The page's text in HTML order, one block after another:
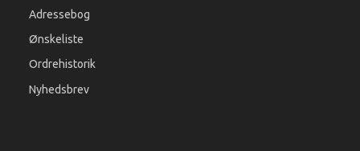
Adressebog
Ønskeliste
Ordrehistorik
Nyhedsbrev